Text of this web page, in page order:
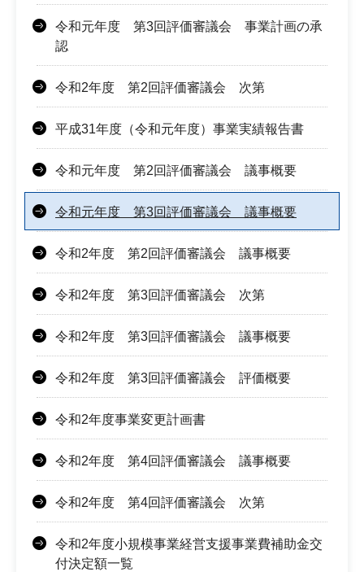
令和元年度 第3回評価審議会 事業計画の承
認
令和2年度 第2回評価審議会 次第
平成31年度（令和元年度）事業実績報告書
令和元年度 第2回評価審議会 議事概要
令和元年度 第3回評価審議会 議事概要
令和2年度 第2回評価審議会 議事概要
令和2年度 第3回評価審議会 次第
令和2年度 第3回評価審議会 議事概要
令和2年度 第3回評価審議会 評価概要
令和2年度事業変更計画書
令和2年度 第4回評価審議会 議事概要
令和2年度 第4回評価審議会 次第
令和2年度小規模事業経営支援事業費補助金交
付決定額一覧